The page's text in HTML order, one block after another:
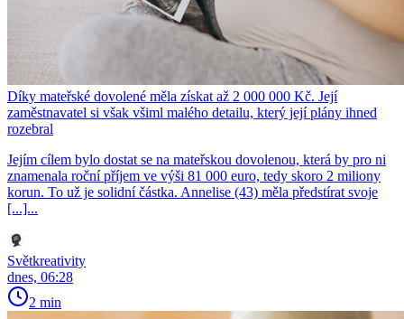
Díky mateřské dovolené měla získat až 2 000 000 Kč. Její
zaměstnavatel si však všiml malého detailu, který její plány ihned
rozebral
Jejím cílem bylo dostat se na mateřskou dovolenou, která by pro ni
znamenala roční příjem ve výši 81 000 euro, tedy skoro 2 miliony
korun. To už je solidní částka. Annelise (43) měla předstírat svoje
[...]...
Světkreativity
dnes, 06:28
2 min